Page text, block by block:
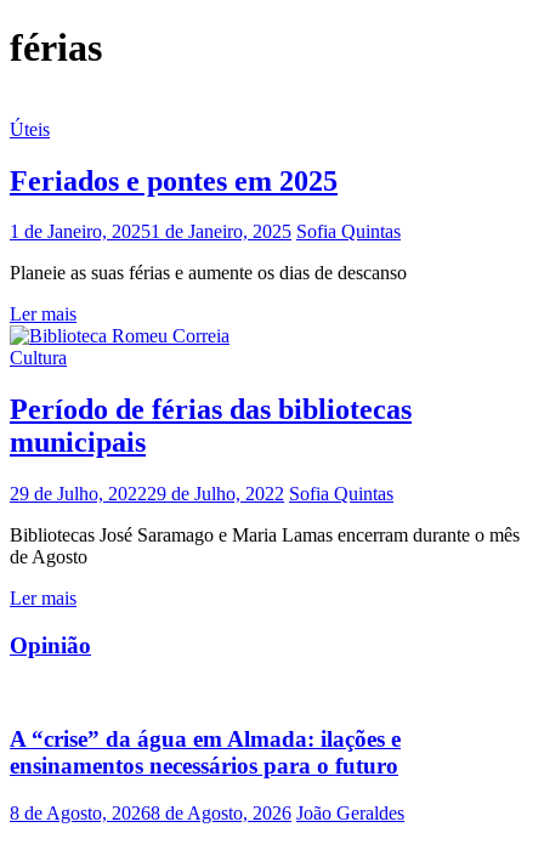
férias
Úteis
Feriados e pontes em 2025
1 de Janeiro, 20251 de Janeiro, 2025 Sofia Quintas
Planeie as suas férias e aumente os dias de descanso
Ler mais
Cultura
Período de férias das bibliotecas
municipais
29 de Julho, 202229 de Julho, 2022 Sofia Quintas
Bibliotecas José Saramago e Maria Lamas encerram durante o mês
de Agosto
Ler mais
Opinião
A “crise” da água em Almada: ilações e
ensinamentos necessários para o futuro
8 de Agosto, 20268 de Agosto, 2026 João Geraldes